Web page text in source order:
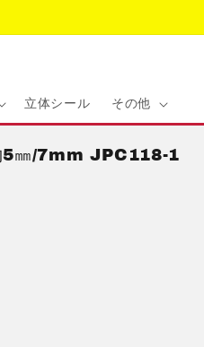
立体シール その他
5㎜/7mm JPC118-1